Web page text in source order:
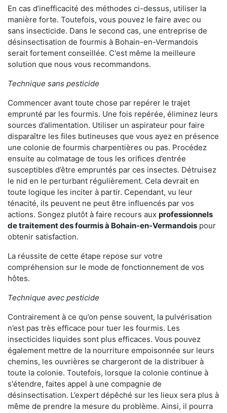
En cas d’inefficacité des méthodes ci-dessus, utiliser la
manière forte. Toutefois, vous pouvez le faire avec ou
sans insecticide. Dans le second cas, une entreprise de
désinsectisation de fourmis à Bohain-en-Vermandois
serait fortement conseillée. C'est même la meilleure
solution que nous vous recommandons.
Technique sans pesticide
Commencer avant toute chose par repérer le trajet
emprunté par les fourmis. Une fois repérée, éliminez leurs
sources d’alimentation. Utiliser un aspirateur pour faire
disparaître les files butineuses que vous ayez en présence
une colonie de fourmis charpentières ou pas. Procédez
ensuite au colmatage de tous les orifices d’entrée
susceptibles d’être empruntés par ces insectes. Détruisez
le nid en le perturbant régulièrement. Cela devrait en
toute logique les inciter à partir. Cependant, vu leur
ténacité, ils peuvent ne peut être influencés par vos
actions. Songez plutôt à faire recours aux professionnels
de traitement des fourmis à Bohain-en-Vermandois pour
obtenir satisfaction.
La réussite de cette étape repose sur votre
compréhension sur le mode de fonctionnement de vos
hôtes.
Technique avec pesticide
Contrairement à ce qu’on pense souvent, la pulvérisation
n’est pas très efficace pour tuer les fourmis. Les
insecticides liquides sont plus efficaces. Vous pouvez
également mettre de la nourriture empoisonnée sur leurs
chemins, les ouvrières se chargeront de la distribuer à
toute la colonie. Toutefois, lorsque la colonie continue à
s'étendre, faites appel à une compagnie de
désinsectisation. L’expert dépêché sur les lieux sera plus à
même de prendre la mesure du problème. Ainsi, il pourra